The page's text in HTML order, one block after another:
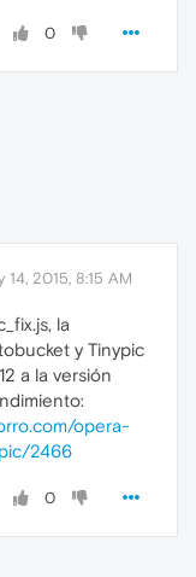
0
14, 2015, 8:15 AM
la
y Tinypic
a la versión
opera-
2466
0